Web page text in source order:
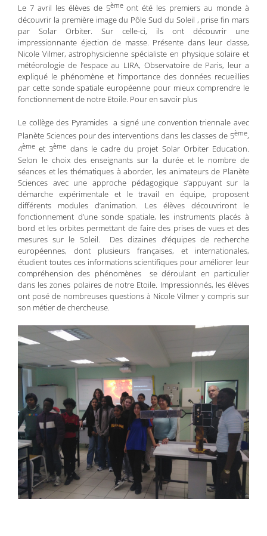
Le 7 avril les élèves de 5èmeont été les premiers au monde à
découvrir la première image du Pôle Sud du Soleil , prise fin mars
par Solar Orbiter. Sur celle-ci, ils ont découvrir une
impressionnante éjection de masse. Présente dans leur classe,
Nicole Vilmer, astrophysicienne spécialiste en physique solaire et
météorologie de l’espace au LIRA, Observatoire de Paris, leur a
expliqué le phénomène et l’importance des données recueillies
par cette sonde spatiale européenne pour mieux comprendre le
fonctionnement de notre Etoile. Pour en savoir plus
Le collège des Pyramides a signé une convention triennale avec
Planète Sciences pour des interventions dans les classes de 5ème,
4ème et 3ème dans le cadre du projet Solar Orbiter Education.
Selon le choix des enseignants sur la durée et le nombre de
séances et les thématiques à aborder, les animateurs de Planète
Sciences avec une approche pédagogique s’appuyant sur la
démarche expérimentale et le travail en équipe, proposent
différents modules d’animation. Les élèves découvriront le
fonctionnement d’une sonde spatiale, les instruments placés à
bord et les orbites permettant de faire des prises de vues et des
mesures sur le Soleil. Des dizaines d’équipes de recherche
européennes, dont plusieurs françaises, et internationales,
étudient toutes ces informations scientifiques pour améliorer leur
compréhension des phénomènes se déroulant en particulier
dans les zones polaires de notre Etoile. Impressionnés, les élèves
ont posé de nombreuses questions à Nicole Vilmer y compris sur
son métier de chercheuse.